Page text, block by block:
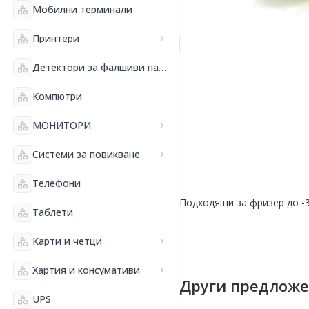
category Мобилни терминали
category Принтери chevron_right
category Детектори за фалшиви пари и банкнотоброячни машини
category Компютри
category МОНИТОРИ chevron_right
category Системи за повикване chevron_right
category Телефони
category Таблети
category Карти и четци chevron_right
category Хартия и консумативи chevron_right
category UPS
Подходящи за фризер до -
Други